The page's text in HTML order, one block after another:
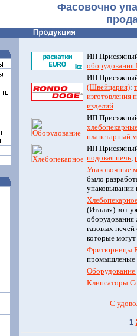
Фасовочно
ИП
ИП
(Швейцария):
изготовления
изделий.
ИП
планетарный
ИП
подовая печь,
Упаковочные
было
(Италия) вот
оборудования
газовых
которые
Фритюрницы
промышленые
Оборудование
Клипсаторы
С
1